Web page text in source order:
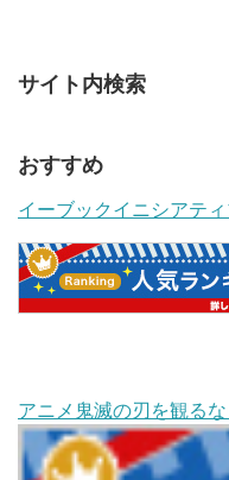
サイト内検索
おすすめ
イーブックイニシアテ
アニメ鬼滅の刃を観る